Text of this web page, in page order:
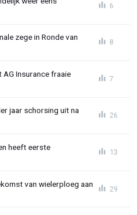
6
zege in Ronde van
8
Insurance fraaie
7
jaar schorsing uit na
26
heeft eerste
13
van wielerploeg aan
29